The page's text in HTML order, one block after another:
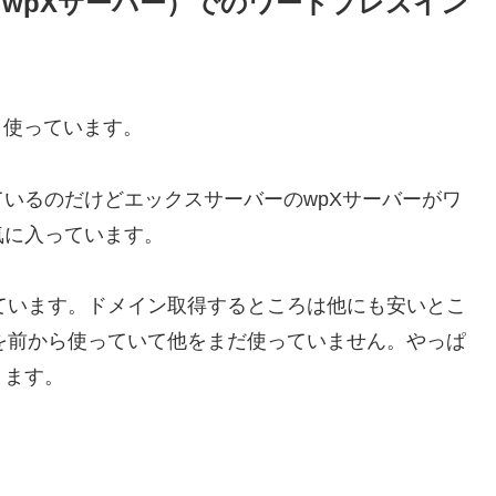
っています。
るのだけどエックスサーバーのwpXサーバーがワ
入っています。
ます。ドメイン取得するところは他にも安いとこ
から使っていて他をまだ使っていません。やっぱ
す。